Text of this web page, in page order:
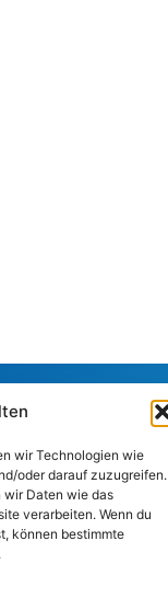
wir Technologien wie
oder darauf zuzugreifen.
wir Daten wie das
verarbeiten. Wenn du
können bestimmte